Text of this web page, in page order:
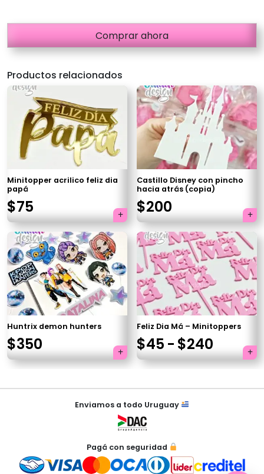
Comprar ahora
Productos relacionados
Minitopper acrilico feliz dia
papá
$75
Castillo Disney con pincho
hacia atrás (copia)
$200
Huntrix demon hunters
$350
Feliz Dia Má – Minitoppers
$45 - $240 Rango
de
NavegaciónEnviamos a todo Uruguay
Pagá con seguridad
×
Tu carrito está vacío.
Agregá un producto y aparecerá acá
automáticamente.